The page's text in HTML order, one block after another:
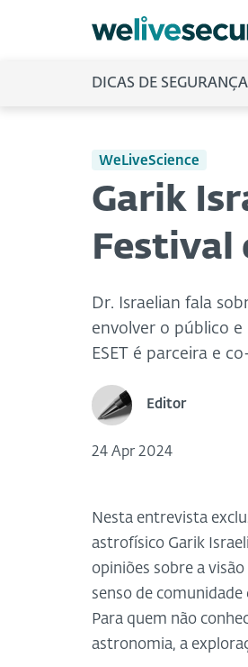
DICAS DE SEGURANÇA
WeLiveScience
Garik
Festival
Dr. Israelian fala
envolver o público
ESET é parceira e
Editor
24 Apr 2024
Nesta entrevista
astrofísico Garik
opiniões sobre a
senso de
Para quem não
astronomia, a